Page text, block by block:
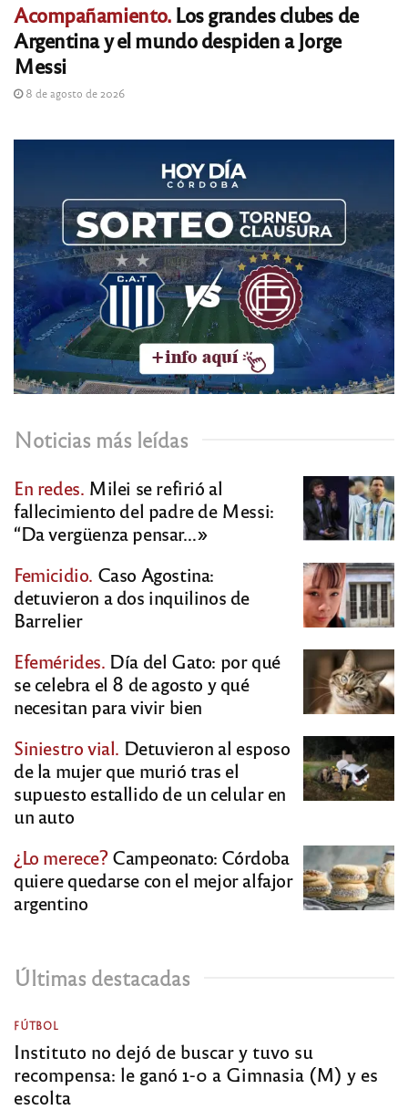
Acompañamiento.Los grandes clubes de
Argentina y el mundo despiden a Jorge
Messi
8 de agosto de 2026
Noticias más leídas
En redes. Milei se refirió al
fallecimiento del padre de Messi:
“Da vergüenza pensar…»
Femicidio. Caso Agostina:
detuvieron a dos inquilinos de
Barrelier
Efemérides. Día del Gato: por qué
se celebra el 8 de agosto y qué
necesitan para vivir bien
Siniestro vial. Detuvieron al esposo
de la mujer que murió tras el
supuesto estallido de un celular en
un auto
¿Lo merece?Campeonato: Córdoba
quiere quedarse con el mejor alfajor
argentino
Últimas destacadas
FÚTBOL
Instituto no dejó de buscar y tuvo su
recompensa: le ganó 1-0 a Gimnasia (M) y es
escolta